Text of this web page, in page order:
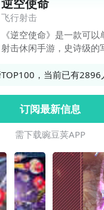
飞行射击
《逆空使命》是一款可
射击休闲手游，史诗级的
浸体验。这里不仅有激情
色： 「简单轻松的游戏操
境的科幻大战」 「激动
集」 「丰富多样的探索玩
酷的芯片系统」 「紧张
决」
，当前已有2896
订阅最新信息
需 下 载 豌 豆 荚 A P P